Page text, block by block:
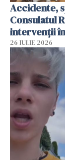
Accidente,
Consulatul
intervenții
26 IULIE 2026